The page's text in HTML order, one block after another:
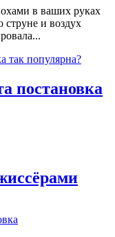
в ваших руках
струне и воздух
постановка